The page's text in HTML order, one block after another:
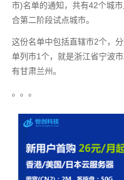
市)名单的通知，共有42个城
合第二阶段试点城市。
这份名单中包括直辖市2个，
单列市1个，就是浙江省宁波
有甘肃兰州。
。。。